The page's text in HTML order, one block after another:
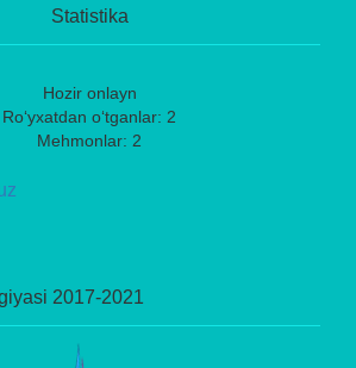
Statistika
Hozir onlayn
Ro‘yxatdan o‘tganlar: 2
Mehmonlar: 2
2017-2021